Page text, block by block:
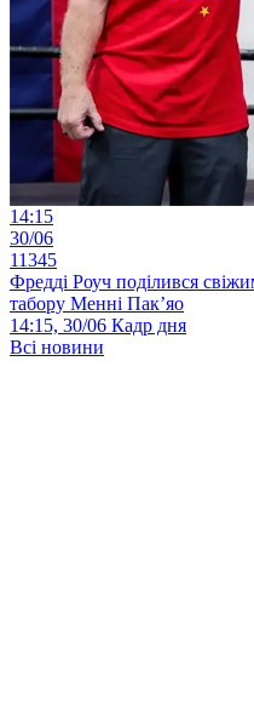
14:15
30/06
11345
Фредді Роуч поділився
табору Менні Пак’яо
14:15, 30/06 Кадр дня
Всі новини